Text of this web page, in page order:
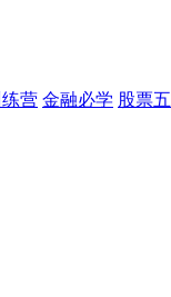
营 金融必学 股票